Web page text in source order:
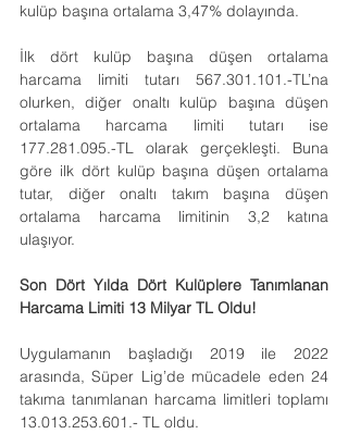
kulüp başına ortalama 3,47% dolayında.
İlk dört kulüp başına düşen ortalama
harcama limiti tutarı 567.301.101.-TL’na
olurken, diğer onaltı kulüp başına düşen
ortalama harcama limiti tutarı ise
177.281.095.-TL olarak gerçekleşti. Buna
göre ilk dört kulüp başına düşen ortalama
tutar, diğer onaltı takım başına düşen
ortalama harcama limitinin 3,2 katına
ulaşıyor.
Son Dört Yılda Dört Kulüplere Tanımlanan
Harcama Limiti 13 Milyar TL Oldu!
Uygulamanın başladığı 2019 ile 2022
arasında, Süper Lig’de mücadele eden 24
takıma tanımlanan harcama limitleri toplamı
13.013.253.601.- TL oldu.